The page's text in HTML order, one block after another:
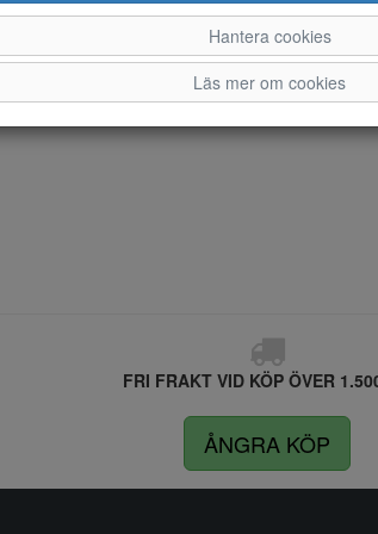
FRI FRAKT VID KÖP ÖVER
ÅNGRA KÖP
Hantera cookies
Läs mer om cookies